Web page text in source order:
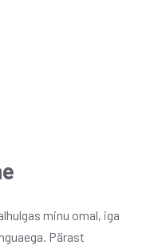
minu omal, iga
Pärast